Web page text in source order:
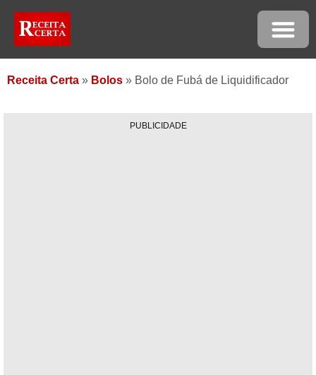
Receita Certa » Bolos » Bolo de Fubá de Liquidificador
PUBLICIDADE